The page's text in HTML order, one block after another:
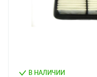
Wix
В НАЛИЧИИ